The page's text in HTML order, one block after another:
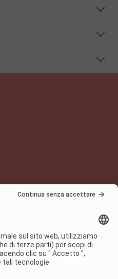
Condizioni d'uso